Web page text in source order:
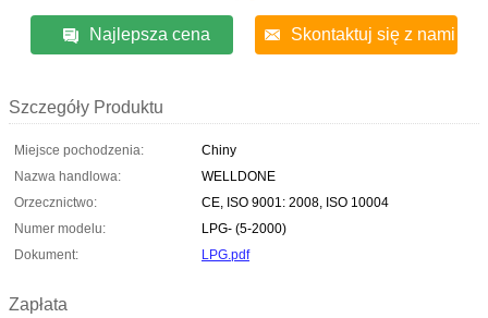
Najlepsza cena Skontaktuj się z nami
Szczegóły Produktu
Miejsce pochodzenia:
Chiny
Nazwa handlowa:
WELLDONE
Orzecznictwo:
CE, ISO 9001: 2008, ISO 10004
Numer modelu:
LPG- (5-2000)
Dokument:
LPG.pdf
Zapłata